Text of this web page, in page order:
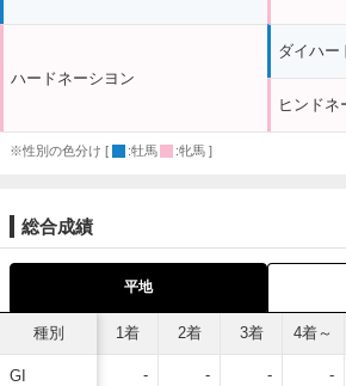
ハードネーシヨン
ダイハー
ヒンドネ
※性別の色分け [ :牡馬 :牝馬 ]
総合成績
平地
種別
GI
1着 2着 3着 4着～
- - - -